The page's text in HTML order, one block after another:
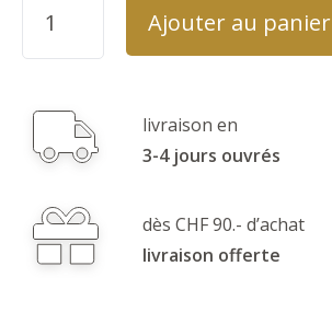
Ajouter au panier
livraison en
3-4 jours ouvrés
dès CHF 90.- d’achat
livraison offerte